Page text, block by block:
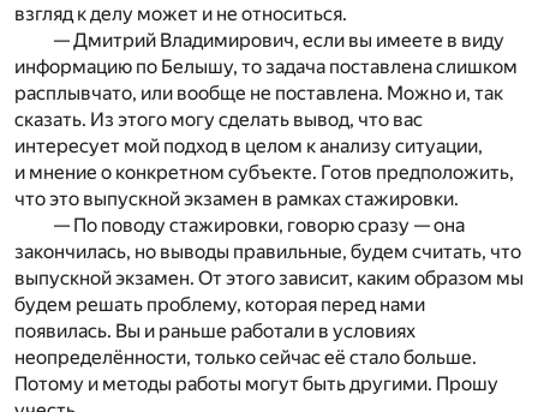
взгляд к делу может и не относиться.
— Дмитрий Владимирович, если вы имеете в виду
информацию по Белышу, то задача поставлена слишком
расплывчато, или вообще не поставлена. Можно и, так
сказать. Из этого могу сделать вывод, что вас
интересует мой подход в целом к анализу ситуации,
и мнение о конкретном субъекте. Готов предположить,
что это выпускной экзамен в рамках стажировки.
— По поводу стажировки, говорю сразу — она
закончилась, но выводы правильные, будем считать, что
выпускной экзамен. От этого зависит, каким образом мы
будем решать проблему, которая перед нами
появилась. Вы и раньше работали в условиях
неопределённости, только сейчас её стало больше.
Потому и методы работы могут быть другими. Прошу